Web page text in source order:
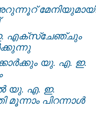
മേനിയുമായി
ഇ. എക്‌സ്‌ചേഞ്ചും
യു. എ. ഇ.
യു. എ. ഇ.
പിറന്നാൾ